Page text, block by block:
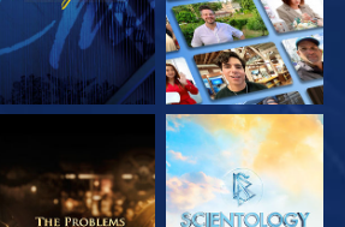
СМОТРЕТЬ
ПЕРЕДАЧИ
СМОТРЕТЬ
ПЕРЕДАЧИ